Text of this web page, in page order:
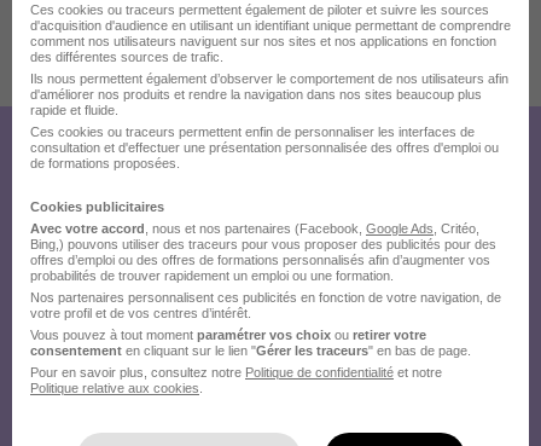
Publiée le 04/08/2026 - Réf : 6715cd95-bd82-445b-9e40-
bd14332ba292_49000
Créez votre compte
Hellowork et postulez
sur le site du recruteur !
Ces cookies ou traceurs permettent également de piloter et suivre les sources
d'acquisition d'audience en utilisant un identifiant unique permettant de comprendre
comment nos utilisateurs naviguent sur nos sites et nos applications en fonction
des différentes sources de trafic.
Ils nous permettent également d’observer le comportement de nos utilisateurs afin
d'améliorer nos produits et rendre la navigation dans nos sites beaucoup plus
rapide et fluide.
Ces cookies ou traceurs permettent enfin de personnaliser les interfaces de
consultation et d'effectuer une présentation personnalisée des offres d'emploi ou
de formations proposées.
Cookies publicitaires
Avec votre accord , nous et nos partenaires (Facebook, Google Ads , Critéo,
Bing,) pouvons utiliser des traceurs pour vous proposer des publicités pour des
offres d’emploi ou des offres de formations personnalisés afin d’augmenter vos
probabilités de trouver rapidement un emploi ou une formation.
Nos partenaires personnalisent ces publicités en fonction de votre navigation, de
votre profil et de vos centres d’intérêt.
Vous pouvez à tout moment paramétrer vos choix ou retirer votre
consentement en cliquant sur le lien "Gérer les traceurs" en bas de page.
Pour en savoir plus, consultez notre Politique de confidentialité et notre
Politique relative aux cookies